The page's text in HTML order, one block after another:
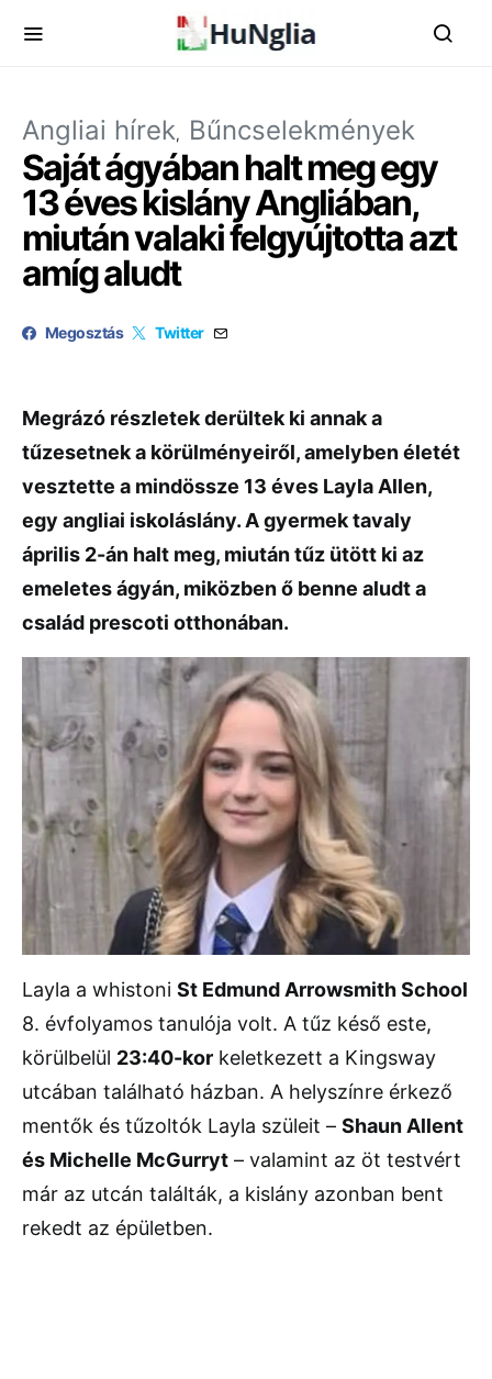
Angliai hírek Bűncselekmények
Saját ágyában halt meg egy
13 éves kislány Angliában,
miután valaki felgyújtotta azt
amíg aludt
Megosztás Twitter
Megrázó részletek derültek ki annak a
tűzesetnek a körülményeiről, amelyben életét
vesztette a mindössze 13 éves Layla Allen,
egy angliai iskoláslány. A gyermek tavaly
április 2-án halt meg, miután tűz ütött ki az
emeletes ágyán, miközben ő benne aludt a
család prescoti otthonában.
Layla a whistoni St Edmund Arrowsmith School
8. évfolyamos tanulója volt. A tűz késő este,
körülbelül 23:40-kor keletkezett a Kingsway
utcában található házban. A helyszínre érkező
mentők és tűzoltók Layla szüleit – Shaun Allent
és Michelle McGurryt – valamint az öt testvért
már az utcán találták, a kislány azonban bent
rekedt az épületben.